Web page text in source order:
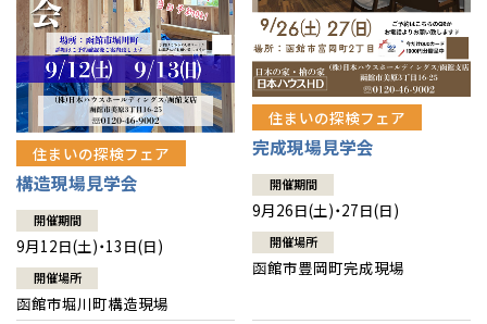
採用情報
住まいの探検フェア
構造現場見学会
開催期間
9月12日(土)・13日(日)
開催場所
函館市堀川町構造現場
住まいの探検フェア
完成現場見学会
開催期間
9月26日(土)・27日(日)
開催場所
函館市豊岡町完成現場